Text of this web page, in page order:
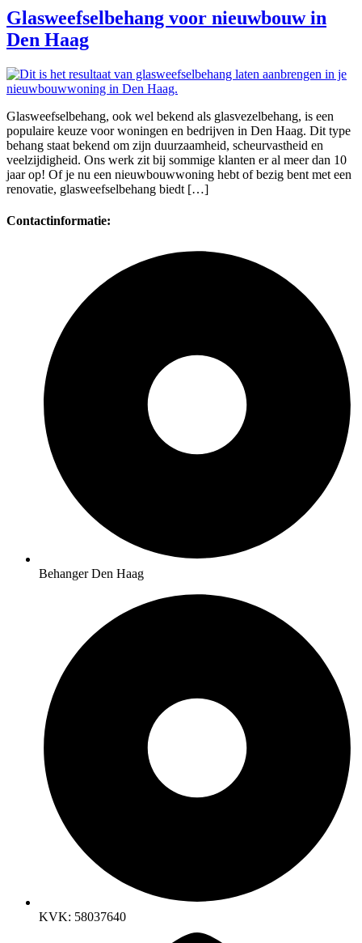
Glasweefselbehang voor nieuwbouw in
Den Haag
Glasweefselbehang, ook wel bekend als glasvezelbehang, is een
populaire keuze voor woningen en bedrijven in Den Haag. Dit type
behang staat bekend om zijn duurzaamheid, scheurvastheid en
veelzijdigheid. Ons werk zit bij sommige klanten er al meer dan 10
jaar op! Of je nu een nieuwbouwwoning hebt of bezig bent met een
renovatie, glasweefselbehang biedt […]
Contactinformatie:
Behanger Den Haag
KVK: 58037640